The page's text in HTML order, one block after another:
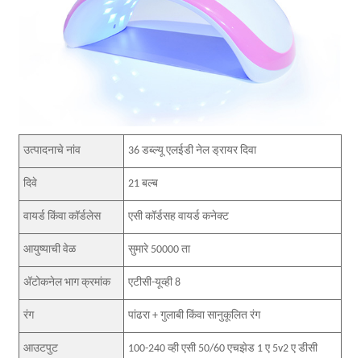
उत्पादनाचे नांव 36 डब्ल्यू एलईडी नेल ड्रायर दिवा
दिवे 21 बल्ब
वायर्ड किंवा कॉर्डलेस एसी कॉर्डसह वायर्ड कनेक्ट
आयुष्याची वेळ सुमारे 50000 ता
अ‍ॅटोकनेल भाग क्रमांक एटीसी-यूव्ही 8
रंग पांढरा + गुलाबी किंवा सानुकूलित रंग
आउटपुट 100-240 व्ही एसी 50/60 एचझेड 1 ए 5v2 ए डीसी